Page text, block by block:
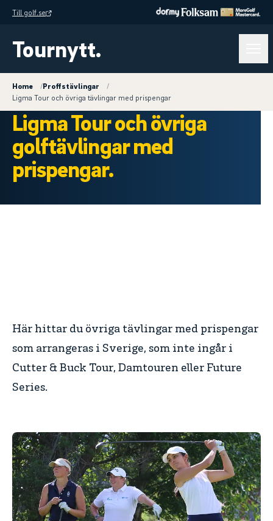
Till golf.se
Tournytt.
Home /Proffstävlingar
/
Ligma Tour och övriga tävlingar med prispengar
Ligma Tour och övriga
golftävlingar med
prispengar.
Här hittar du övriga tävlingar med prispengar
som arrangeras i Sverige, som inte ingår i
Cutter & Buck Tour, Damtouren eller Future
Series.